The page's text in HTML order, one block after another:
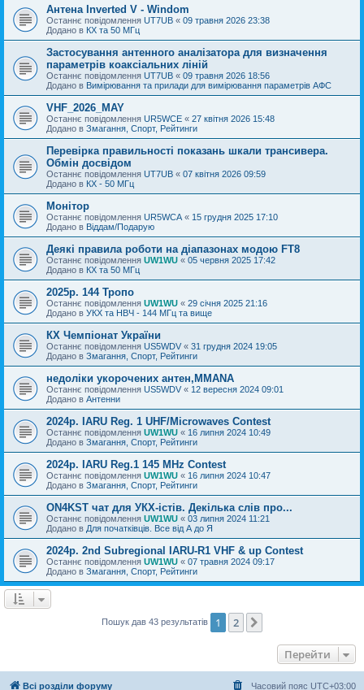
Антена Inverted V - Windom
Останнє повідомлення UT7UB « 09 травня 2026 23:38
Додано в КХ та 50 МГц
Застосування антенного аналізатора для визначення
параметрів коаксіальних ліній
Останнє повідомлення UT7UB « 09 травня 2026 18:56
Додано в Вимірювання та прилади для вимірювання параметрів АФС
VHF_2026_MAY
Останнє повідомлення UR5WCE « 27 квітня 2026 15:48
Додано в Змагання, Спорт, Рейтинги
Перевірка правильності показань шкали трансивера.
Обмін досвідом
Останнє повідомлення UT7UB « 07 квітня 2026 09:59
Додано в КХ - 50 МГц
Монітор
Останнє повідомлення UR5WCA « 15 грудня 2025 17:10
Додано в Віддам/Подарую
Деякі правила роботи на діапазонах модою FT8
Останнє повідомлення UW1WU « 05 червня 2025 17:42
Додано в КХ та 50 МГц
2025р. 144 Тропо
Останнє повідомлення UW1WU « 29 січня 2025 21:16
Додано в УКХ та НВЧ - 144 МГц та вище
КХ Чемпіонат України
Останнє повідомлення US5WDV « 31 грудня 2024 19:05
Додано в Змагання, Спорт, Рейтинги
недоліки укорочених антен,MMANA
Останнє повідомлення US5WDV « 12 вересня 2024 09:01
Додано в Антенни
2024р. IARU Reg. 1 UHF/Microwaves Contest
Останнє повідомлення UW1WU « 16 липня 2024 10:49
Додано в Змагання, Спорт, Рейтинги
2024р. IARU Reg.1 145 MHz Contest
Останнє повідомлення UW1WU « 16 липня 2024 10:47
Додано в Змагання, Спорт, Рейтинги
ON4KST чат для УКХ-істів. Декілька слів про...
Останнє повідомлення UW1WU « 03 липня 2024 11:21
Додано в Для початківців. Все від А до Я
2024р. 2nd Subregional IARU-R1 VHF & up Contest
Останнє повідомлення UW1WU « 07 травня 2024 09:17
Додано в Змагання, Спорт, Рейтинги
Пошук дав 43 результатів 1 2
Перейти
Всі розділи форуму Часовий пояс UTC+03:00